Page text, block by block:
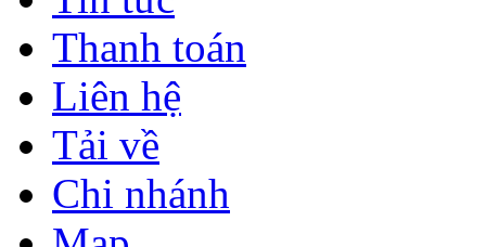
Thanh toán
Liên hệ
Tải về
Chi nhánh